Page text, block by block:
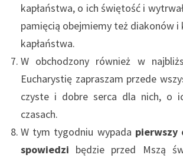
kapłaństwa, o ich świętość i
pamięcią obejmiemy też diakonów
kapłaństwa.
W obchodzony również w
Eucharystię zapraszam przede
czyste i dobre serca dla nich, o
czasach.
W tym tygodniu wypada pierwszy
spowiedzi będzie przed Mszą